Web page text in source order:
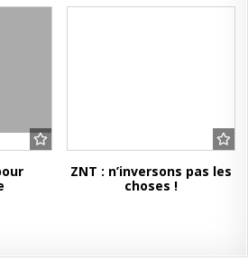
ZNT : n’inversons pas les
choses !